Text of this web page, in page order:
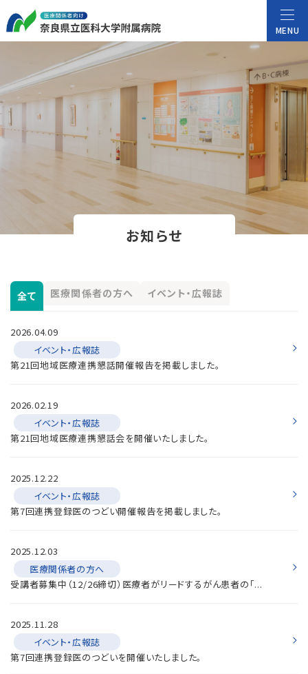
MENU
お知らせ
全て 医療関係者の方へ イベント・広報誌
2026.04.09
イベント・広報誌
第21回地域医療連携懇話開催報告を掲載しました。
2026.02.19
イベント・広報誌
第21回地域医療連携懇話会を開催いたしました。
2025.12.22
イベント・広報誌
第7回連携登録医のつどい開催報告を掲載しました。
2025.12.03
医療関係者の方へ
受講者募集中（12/26締切）医療者がリードするがん患者の「...
2025.11.28
イベント・広報誌
第7回連携登録医のつどいを開催いたしました。